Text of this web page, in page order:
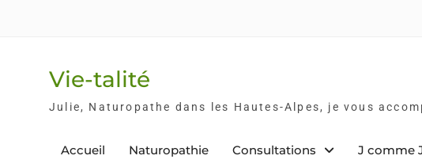
Vie-talité
Julie, Naturopathe dans les Hautes-Alpes, je vous
Accueil Naturopathie Consultations J comme